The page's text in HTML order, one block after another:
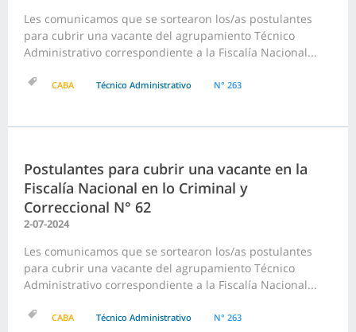
Les comunicamos que se sortearon los/as postulantes
para cubrir una vacante del agrupamiento Técnico
Administrativo correspondiente a la Fiscalía Nacional...
CABA Técnico Administrativo N° 263
Postulantes para cubrir una vacante en la
Fiscalía Nacional en lo Criminal y
Correccional N° 62
2-07-2024
Les comunicamos que se sortearon los/as postulantes
para cubrir una vacante del agrupamiento Técnico
Administrativo correspondiente a la Fiscalía Nacional...
CABA Técnico Administrativo N° 263